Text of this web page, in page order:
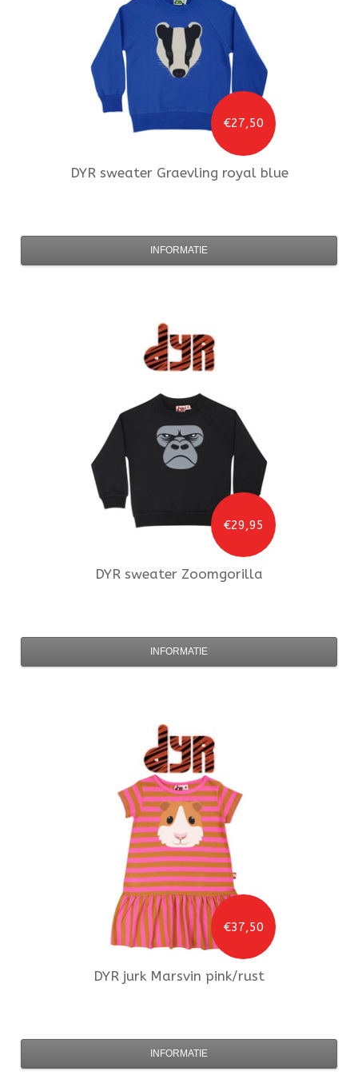
€27,50
DYR sweater Graevling royal blue
INFORMATIE
€29,95
DYR sweater Zoomgorilla
INFORMATIE
€37,50
DYR jurk Marsvin pink/rust
INFORMATIE